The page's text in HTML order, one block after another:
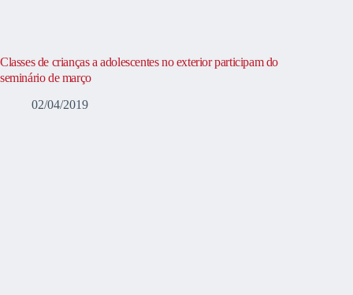
Classes de crianças a adolescentes no exterior participam do
seminário de março
02/04/2019